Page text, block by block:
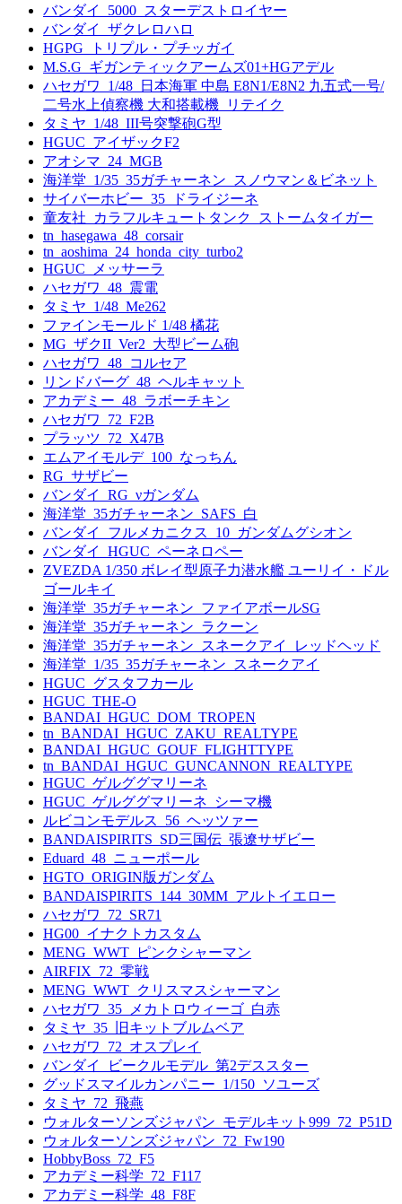
バンダイ_5000_スターデストロイヤー
バンダイ_ザクレロハロ
HGPG_トリプル・プチッガイ
M.S.G_ギガンティックアームズ01+HGアデル
ハセガワ_1/48_日本海軍 中島 E8N1/E8N2 九五式一号/
二号水上偵察機 大和搭載機_リテイク
タミヤ_1/48_III号突撃砲G型
HGUC_アイザックF2
アオシマ_24_MGB
海洋堂_1/35_35ガチャーネン_スノウマン＆ビネット
サイバーホビー_35_ドライジーネ
童友社_カラフルキュートタンク_ストームタイガー
tn_hasegawa_48_corsair
tn_aoshima_24_honda_city_turbo2
HGUC_メッサーラ
ハセガワ_48_震電
タミヤ_1/48_Me262
ファインモールド 1/48 橘花
MG_ザクII_Ver2_大型ビーム砲
ハセガワ_48_コルセア
リンドバーグ_48_ヘルキャット
アカデミー_48_ラボーチキン
ハセガワ_72_F2B
プラッツ_72_X47B
エムアイモルデ_100_なっちん
RG_サザビー
バンダイ_RG_νガンダム
海洋堂_35ガチャーネン_SAFS_白
バンダイ_フルメカニクス_10_ガンダムグシオン
バンダイ_HGUC_ペーネロペー
ZVEZDA 1/350 ボレイ型原子力潜水艦 ユーリイ・ドル
ゴールキイ
海洋堂_35ガチャーネン_ファイアボールSG
海洋堂_35ガチャーネン_ラクーン
海洋堂_35ガチャーネン_スネークアイ_レッドヘッド
海洋堂_1/35_35ガチャーネン_スネークアイ
HGUC_グスタフカール
HGUC_THE-O
BANDAI_HGUC_DOM_TROPEN
tn_BANDAI_HGUC_ZAKU_REALTYPE
BANDAI_HGUC_GOUF_FLIGHTTYPE
tn_BANDAI_HGUC_GUNCANNON_REALTYPE
HGUC_ゲルググマリーネ
HGUC_ゲルググマリーネ_シーマ機
ルビコンモデルス_56_ヘッツァー
BANDAISPIRITS_SD三国伝_張遼サザビー
Eduard_48_ニューポール
HGTO_ORIGIN版ガンダム
BANDAISPIRITS_144_30MM_アルトイエロー
ハセガワ_72_SR71
HG00_イナクトカスタム
MENG_WWT_ピンクシャーマン
AIRFIX_72_零戦
MENG_WWT_クリスマスシャーマン
ハセガワ_35_メカトロウィーゴ_白赤
タミヤ_35_旧キットブルムベア
ハセガワ_72_オスプレイ
バンダイ_ビークルモデル_第2デススター
グッドスマイルカンパニー_1/150_ソユーズ
タミヤ_72_飛燕
ウォルターソンズジャパン_モデルキット999_72_P51D
ウォルターソンズジャパン_72_Fw190
HobbyBoss_72_F5
アカデミー科学_72_F117
アカデミー科学_48_F8F